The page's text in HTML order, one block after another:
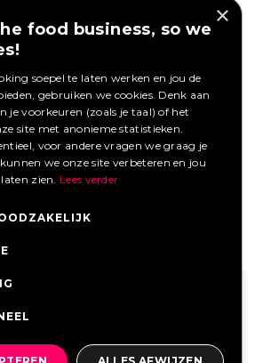
ONDERNEMEN?
aantrekkelijke premie via
aan.
×
food business, so we
soepel te laten werken en jou de
gebruiken we cookies. Denk aan
je voorkeuren (zoals je taal) of het
site met anonieme statistieken.
voor andere vragen we graag je
we onze site verbeteren en jou
zien. Lees verder